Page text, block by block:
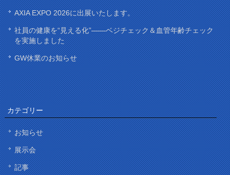
AXIA EXPO 2026に出展いたします。
社員の健康を“見える化”——ベジチェック＆血管年齢チェック
を実施しました
GW休業のお知らせ
カテゴリー
お知らせ
展示会
記事